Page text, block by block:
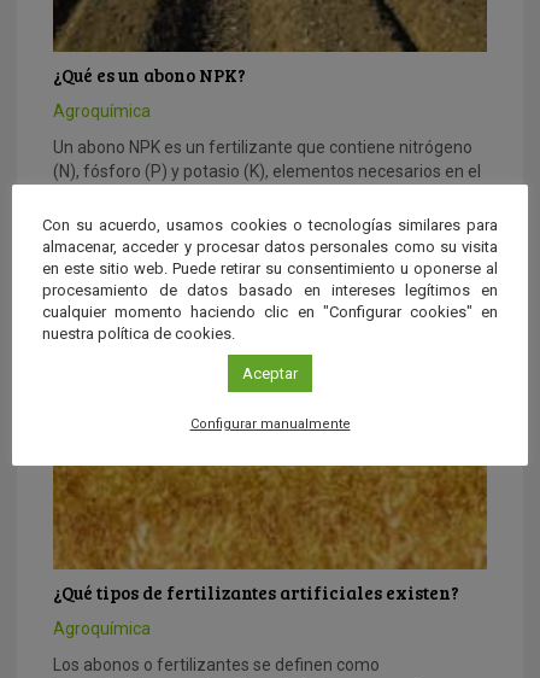
¿Qué es un abono NPK?
Agroquímica
Un abono NPK es un fertilizante que contiene nitrógeno
(N), fósforo (P) y potasio (K), elementos necesarios en el
¿Qué tipos de fertilizantes artificiales existen?
Agroquímica
Los abonos o fertilizantes se definen como
Con su acuerdo, usamos cookies o tecnologías similares para
almacenar, acceder y procesar datos personales como su visita
en este sitio web. Puede retirar su consentimiento u oponerse al
procesamiento de datos basado en intereses legítimos en
cualquier momento haciendo clic en "Configurar cookies" en
nuestra política de cookies.
Aceptar
Configurar manualmente